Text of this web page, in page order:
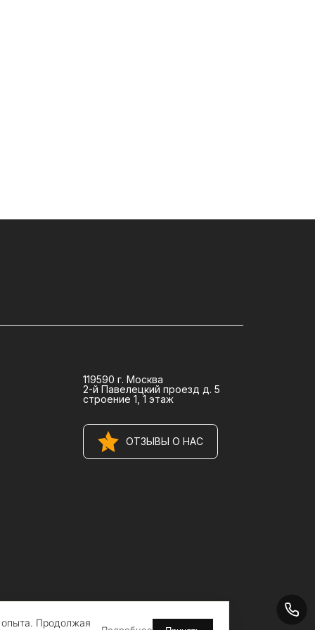
119590 г. Москва
2-й Павелецкий проезд д. 5
строение 1, 1 этаж
ОТЗЫВЫ О НАС
опыта. Продолжая